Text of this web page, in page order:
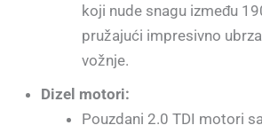
koji nude snagu između
pružajući impresivno
vožnje.
Dizel motori:
Pouzdani 2.0 TDI motori